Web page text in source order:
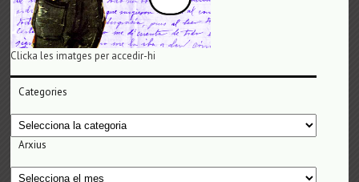
Clicka les imatges per accedir-hi
Categories
Categories
Arxius
Arxius